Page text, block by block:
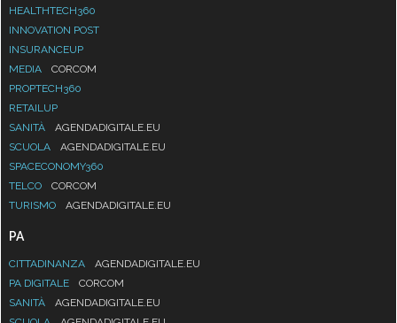
HEALTHTECH360
INNOVATION POST
INSURANCEUP
MEDIA
CORCOM
PROPTECH360
RETAILUP
SANITÀ
AGENDADIGITALE.EU
SCUOLA
AGENDADIGITALE.EU
SPACECONOMY360
TELCO
CORCOM
TURISMO
AGENDADIGITALE.EU
PA
CITTADINANZA
AGENDADIGITALE.EU
PA DIGITALE
CORCOM
SANITÀ
AGENDADIGITALE.EU